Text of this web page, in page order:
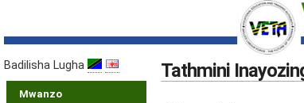
Badilisha Lugha
Mwanzo
Tathmini